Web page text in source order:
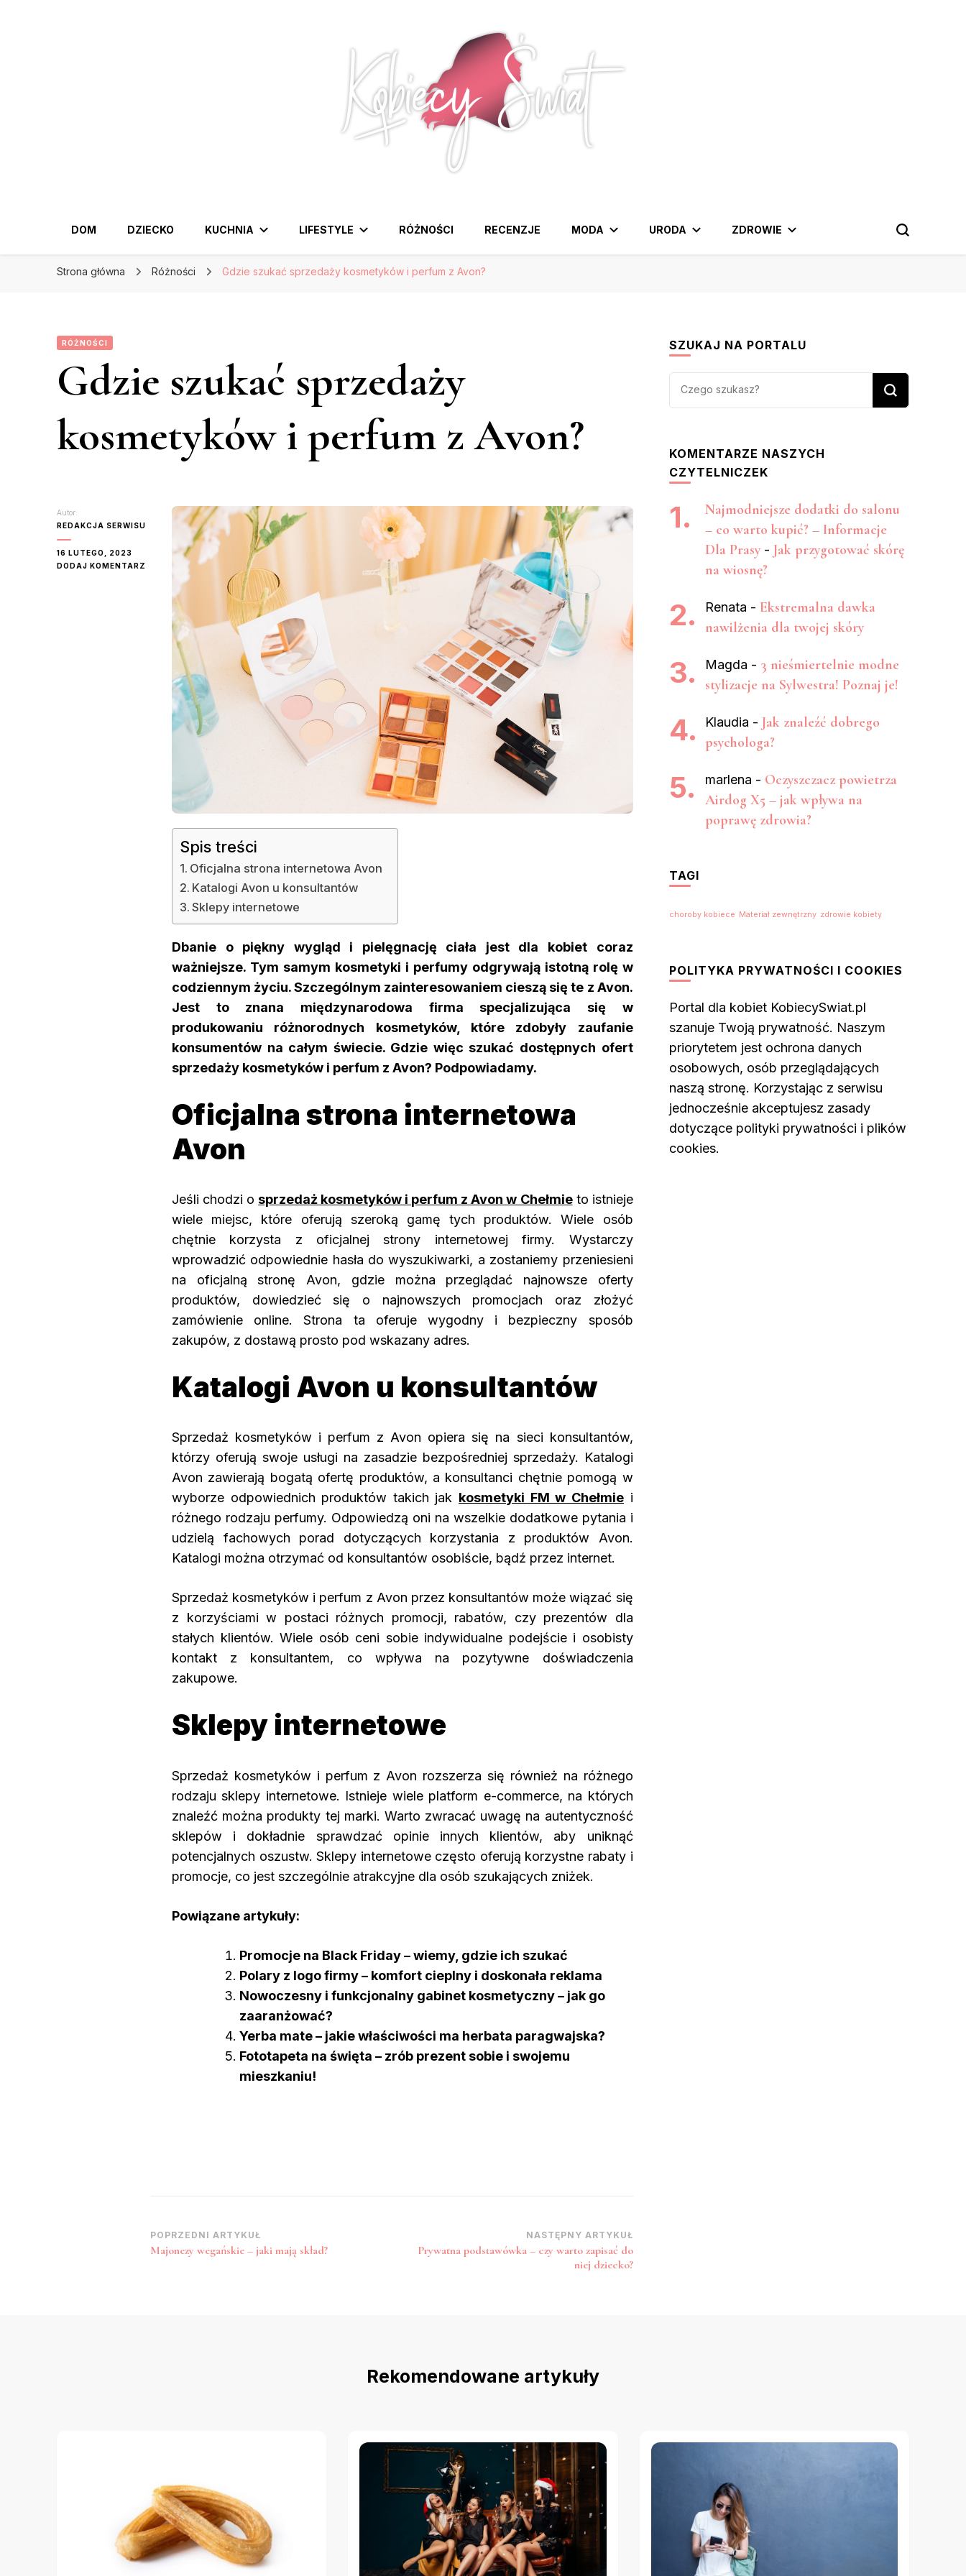
DOM DZIECKO KUCHNIA LIFESTYLE RÓŻNOŚCI RECENZJE MODA URODA ZDROWIE
Strona główna Różności Gdzie szukać sprzedaży kosmetyków i perfum z Avon?
RÓŻNOŚCI
Gdzie szukać sprzedaży
kosmetyków i perfum z Avon?
Autor:
REDAKCJA SERWISU
16 LUTEGO, 2023
DODAJ KOMENTARZ
SZUKAĆ
SPRZEDAŻY
KOSMETYKÓW
PERFUM
Spis treści
Oficjalna strona internetowa Avon
Katalogi Avon u konsultantów
Sklepy internetowe
Dbanie o piękny wygląd i pielęgnację ciała jest dla kobiet coraz
ważniejsze. Tym samym kosmetyki i perfumy odgrywają istotną rolę w
codziennym życiu. Szczególnym zainteresowaniem cieszą się te z Avon.
Jest to znana międzynarodowa firma specjalizująca się w
produkowaniu różnorodnych kosmetyków, które zdobyły zaufanie
konsumentów na całym świecie. Gdzie więc szukać dostępnych ofert
sprzedaży kosmetyków i perfum z Avon? Podpowiadamy.
Oficjalna strona internetowa
Avon
Jeśli chodzi osprzedaż kosmetyków i perfum z Avon w Chełmieto istnieje
wiele miejsc, które oferują szeroką gamę tych produktów. Wiele osób
chętnie korzysta z oficjalnej strony internetowej firmy. Wystarczy
wprowadzić odpowiednie hasła do wyszukiwarki, a zostaniemy przeniesieni
na oficjalną stronę Avon, gdzie można przeglądać najnowsze oferty
produktów, dowiedzieć się o najnowszych promocjach oraz złożyć
zamówienie online. Strona ta oferuje wygodny i bezpieczny sposób
zakupów, z dostawą prosto pod wskazany adres.
Katalogi Avon u konsultantów
Sprzedaż kosmetyków i perfum z Avon opiera się na sieci konsultantów,
którzy oferują swoje usługi na zasadzie bezpośredniej sprzedaży. Katalogi
Avon zawierają bogatą ofertę produktów, a konsultanci chętnie pomogą w
wyborze odpowiednich produktów takich jak kosmetyki FM w Chełmie i
różnego rodzaju perfumy. Odpowiedzą oni na wszelkie dodatkowe pytania i
udzielą fachowych porad dotyczących korzystania z produktów Avon.
Katalogi można otrzymać od konsultantów osobiście, bądź przez internet.
Sprzedaż kosmetyków i perfum z Avon przez konsultantów może wiązać się
z korzyściami w postaci różnych promocji, rabatów, czy prezentów dla
stałych klientów. Wiele osób ceni sobie indywidualne podejście i osobisty
kontakt z konsultantem, co wpływa na pozytywne doświadczenia
zakupowe.
Sklepy internetowe
Sprzedaż kosmetyków i perfum z Avon rozszerza się również na różnego
rodzaju sklepy internetowe. Istnieje wiele platform e-commerce, na których
znaleźć można produkty tej marki. Warto zwracać uwagę na autentyczność
sklepów i dokładnie sprawdzać opinie innych klientów, aby uniknąć
potencjalnych oszustw. Sklepy internetowe często oferują korzystne rabaty i
promocje, co jest szczególnie atrakcyjne dla osób szukających zniżek.
Powiązane artykuły:
Promocje na Black Friday – wiemy, gdzie ich szukać
Polary z logo firmy – komfort cieplny i doskonała reklama
Nowoczesny i funkcjonalny gabinet kosmetyczny – jak go
zaaranżować?
Yerba mate – jakie właściwości ma herbata paragwajska?
Fototapeta na święta – zrób prezent sobie i swojemu
mieszkaniu!
Zobacz
wpisy
POPRZEDNI ARTYKUŁ
Majonezy wegańskie – jaki mają skład?
NASTĘPNY ARTYKUŁ
Prywatna podstawówka – czy warto zapisać do
niej dziecko?
SZUKAJ NA PORTALU
Szukasz
KOMENTARZE NASZYCH
CZYTELNICZEK
Najmodniejsze dodatki do salonu
– co warto kupić? – Informacje
Dla Prasy- Jak przygotować skórę
na wiosnę?
Renata - Ekstremalna dawka
nawilżenia dla twojej skóry
Magda - 3 nieśmiertelnie modne
stylizacje na Sylwestra! Poznaj je!
Klaudia - Jak znaleźć dobrego
psychologa?
marlena - Oczyszczacz powietrza
Airdog X5 – jak wpływa na
poprawę zdrowia?
TAGI
choroby kobiece Materiał zewnętrzny zdrowie kobiety
POLITYKA PRYWATNOŚCI I COOKIES
Portal dla kobiet KobiecySwiat.pl
szanuje Twoją prywatność. Naszym
priorytetem jest ochrona danych
osobowych, osób przeglądających
naszą stronę. Korzystając z serwisu
jednocześnie akceptujesz zasady
dotyczące polityki prywatności i plików
cookies.
Rekomendowane artykuły